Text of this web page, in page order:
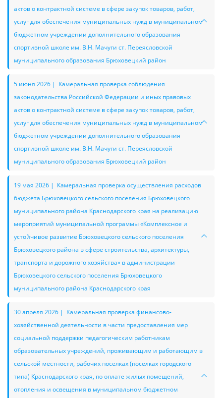
актов о контрактной системе в сфере закупок товаров, работ,
услуг для обеспечения муниципальных нужд в муниципальном
бюджетном учреждении дополнительного образования
спортивной школе им. В.Н. Мачуги ст. Переясловской
муниципального образования Брюховецкий район
5 июня 2026 | Камеральная проверка соблюдения
законодательства Российской Федерации и иных правовых
актов о контрактной системе в сфере закупок товаров, работ,
услуг для обеспечения муниципальных нужд в муниципальном
бюджетном учреждении дополнительного образования
спортивной школе им. В.Н. Мачуги ст. Переясловской
муниципального образования Брюховецкий район
19 мая 2026 | Камеральная проверка осуществления расходов
бюджета Брюховецкого сельского поселения Брюховецкого
муниципального района Краснодарского края на реализацию
мероприятий муниципальной программы «Комплексное и
устойчивое развитие Брюховецкого сельского поселения
Брюховецкого района в сфере строительства, архитектуры,
транспорта и дорожного хозяйства» в администрации
Брюховецкого сельского поселения Брюховецкого
муниципального района Краснодарского края
30 апреля 2026 | Камеральная проверка финансово-
хозяйственной деятельности в части предоставления мер
социальной поддержки педагогическим работникам
образовательных учреждений, проживающим и работающим в
сельской местности, рабочих поселках (поселках городского
типа) Краснодарского края, по оплате жилых помещений,
отопления и освещения в муниципальном бюджетном